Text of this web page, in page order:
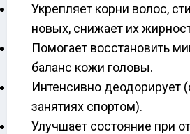
Укрепляет корни волос,
новых, снижает их
Помогает восстановить
баланс кожи головы.
Интенсивно деодорирует
занятиях спортом).
Улучшает состояние при